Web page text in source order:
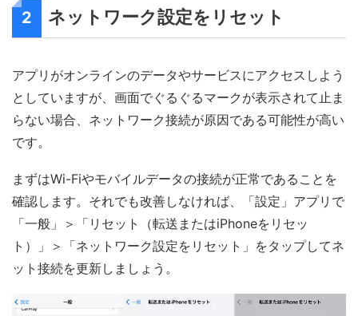
2 ネットワーク設定をリセット
アプリがオンラインのデータやサービスにアクセスしよう
としていますが、画面でぐるぐるマークが表示されて止ま
らない場合、ネットワーク接続が原因である可能性が高い
です。
まずはWi-Fiやモバイルデータの接続が正常であることを
確認します。それでも改善しなければ、「設定」アプリで
「一般」＞「リセット（転送またはiPhoneをリセッ
ト）」＞「ネットワーク設定をリセット」をタップしてネ
ット接続を更新しましょう。